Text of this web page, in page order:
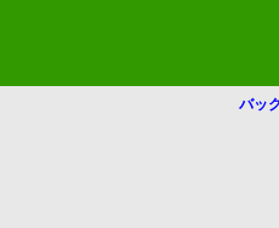
バッ